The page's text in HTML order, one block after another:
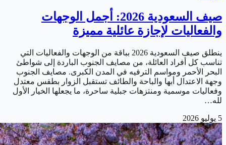
صيف السعودية 2026: أجمل الوجهات
والفعاليات لإجازة عائلية مميزة
ينطلق صيف السعودية 2026 بباقة من الوجهات والفعاليات التي
تناسب كل أفراد العائلة، من مصايف الجنوب الباردة إلى شواطئ
البحر الأحمر ومواسم الترفيه في المدن الكبرى. مصايف الجنوب
وجهة الاعتدال أبها والباحة والطائف تستقبل الزوار بطقس معتدل
وفعاليات موسمية ومنتزهات جبلية ساحرة، ما يجعلها الخيار الأول
لله…
5 يوليو 2026